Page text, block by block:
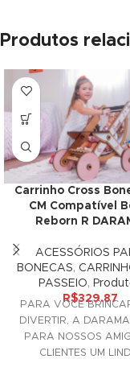
panel
panel
Panel
panel
panel
Produtos
Carrinho Cross
CM Compatível
Reborn R
ACESSÓRIOS
BONECAS,
PASSEIO,
R$329.87
PARA VOCÊ
DIVERTIR, A
PARA NOSSOS
CLIENTES UM